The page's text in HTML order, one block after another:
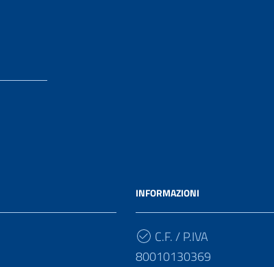
INFORMAZIONI
C.F. / P.IVA
80010130369